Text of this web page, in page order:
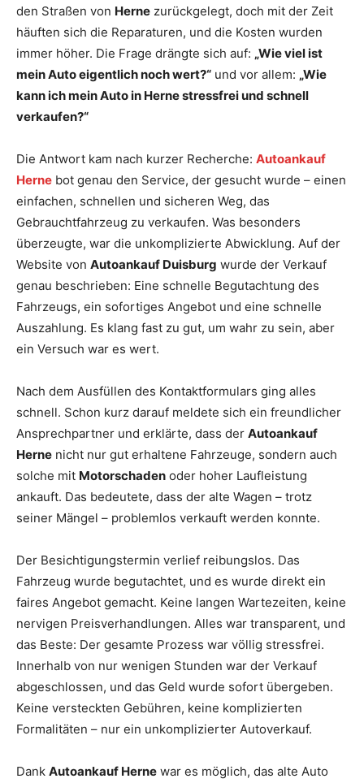
den Straßen von Herne zurückgelegt, doch mit der Zeit
häuften sich die Reparaturen, und die Kosten wurden
immer höher. Die Frage drängte sich auf: „Wie viel ist
mein Auto eigentlich noch wert?“ und vor allem: „Wie
kann ich mein Auto in Herne stressfrei und schnell
verkaufen?“
Die Antwort kam nach kurzer Recherche: Autoankauf
Herne bot genau den Service, der gesucht wurde – einen
einfachen, schnellen und sicheren Weg, das
Gebrauchtfahrzeug zu verkaufen. Was besonders
überzeugte, war die unkomplizierte Abwicklung. Auf der
Website von Autoankauf Duisburg wurde der Verkauf
genau beschrieben: Eine schnelle Begutachtung des
Fahrzeugs, ein sofortiges Angebot und eine schnelle
Auszahlung. Es klang fast zu gut, um wahr zu sein, aber
ein Versuch war es wert.
Nach dem Ausfüllen des Kontaktformulars ging alles
schnell. Schon kurz darauf meldete sich ein freundlicher
Ansprechpartner und erklärte, dass der Autoankauf
Herne nicht nur gut erhaltene Fahrzeuge, sondern auch
solche mit Motorschaden oder hoher Laufleistung
ankauft. Das bedeutete, dass der alte Wagen – trotz
seiner Mängel – problemlos verkauft werden konnte.
Der Besichtigungstermin verlief reibungslos. Das
Fahrzeug wurde begutachtet, und es wurde direkt ein
faires Angebot gemacht. Keine langen Wartezeiten, keine
nervigen Preisverhandlungen. Alles war transparent, und
das Beste: Der gesamte Prozess war völlig stressfrei.
Innerhalb von nur wenigen Stunden war der Verkauf
abgeschlossen, und das Geld wurde sofort übergeben.
Keine versteckten Gebühren, keine komplizierten
Formalitäten – nur ein unkomplizierter Autoverkauf.
Dank Autoankauf Herne war es möglich, das alte Auto